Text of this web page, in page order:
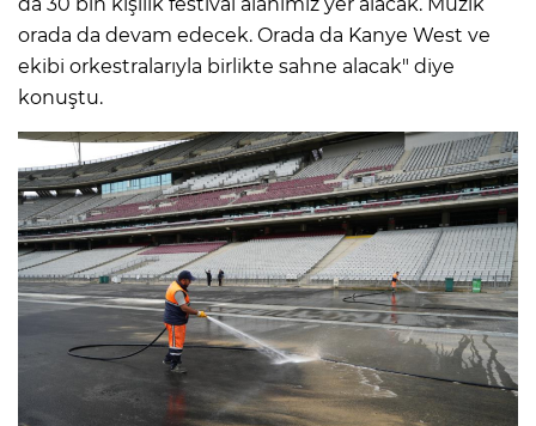
orada da devam edecek. Orada da Kanye West ve
ekibi orkestralarıyla birlikte sahne alacak" diye
konuştu.